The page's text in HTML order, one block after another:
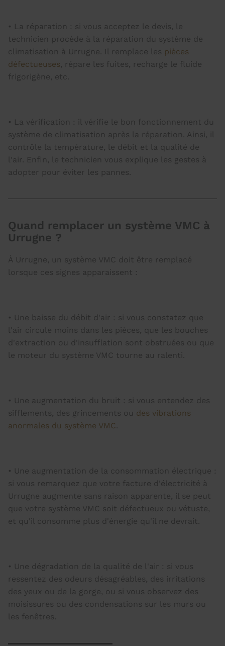
• La réparation : si vous acceptez le devis, le
technicien procède à la réparation du système de
climatisation à Urrugne. Il remplace les pièces
défectueuses, répare les fuites, recharge le fluide
frigorigène, etc.
• La vérification : il vérifie le bon fonctionnement du
système de climatisation après la réparation. Ainsi, il
contrôle la température, le débit et la qualité de
l'air. Enfin, le technicien vous explique les gestes à
adopter pour éviter les pannes.
Quand remplacer un système VMC à
Urrugne ?
À Urrugne, un système VMC doit être remplacé
lorsque ces signes apparaissent :
• Une baisse du débit d'air : si vous constatez que
l'air circule moins dans les pièces, que les bouches
d'extraction ou d'insufflation sont obstruées ou que
le moteur du système VMC tourne au ralenti.
• Une augmentation du bruit : si vous entendez des
sifflements, des grincements ou des vibrations
anormales du système VMC.
• Une augmentation de la consommation électrique :
si vous remarquez que votre facture d'électricité à
Urrugne augmente sans raison apparente, il se peut
que votre système VMC soit défectueux ou vétuste,
et qu'il consomme plus d'énergie qu'il ne devrait.
• Une dégradation de la qualité de l'air : si vous
ressentez des odeurs désagréables, des irritations
des yeux ou de la gorge, ou si vous observez des
moisissures ou des condensations sur les murs ou
les fenêtres.